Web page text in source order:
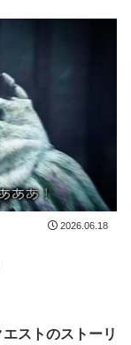
2026.06.18
ストのストーリ